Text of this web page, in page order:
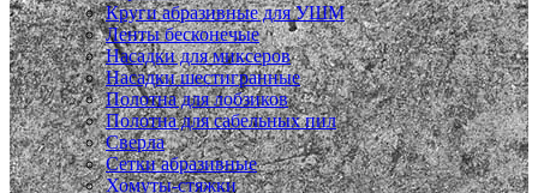
Круги абразивные для УШМ
Ленты бесконечые
Насадки для миксеров
Насадки шестигранные
Полотна для лобзиков
Полотна для сабельных пил
Сверла
Сетки абразивные
Хомуты-стяжки